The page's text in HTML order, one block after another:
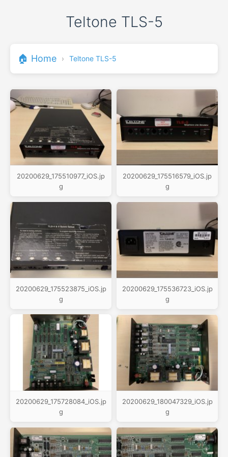
Teltone TLS-5
🏠 Home › Teltone TLS-5
20200629_175510977_iOS.jp
g
20200629_175516579_iOS.jp
g
20200629_175523875_iOS.jp
g
20200629_175536723_iOS.jp
g
20200629_175728084_iOS.jp
g
20200629_180047329_iOS.jp
g